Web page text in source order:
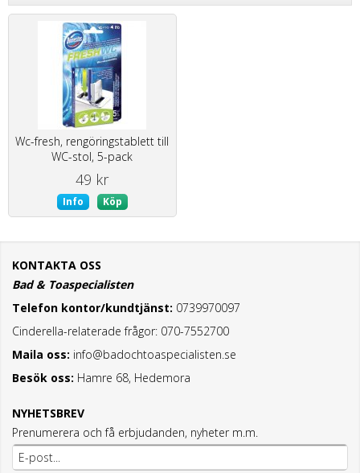
Wc-fresh, rengöringstablett till
WC-stol, 5-pack
49 kr
Info Köp
KONTAKTA OSS
Bad & Toaspecialisten
Telefon kontor/kundtjänst: 0739970097
Cinderella-relaterade frågor: 070-7552700
Maila oss: info@badochtoaspecialisten.se
Besök oss: Hamre 68, Hedemora
NYHETSBREV
Prenumerera och få erbjudanden, nyheter m.m.